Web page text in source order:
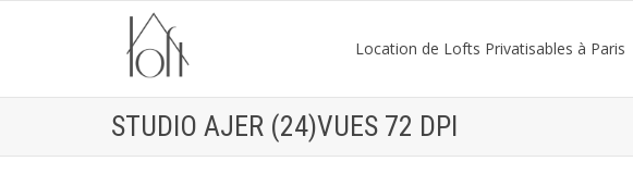
Location de Lofts Privatisables à Paris
STUDIO AJER (24)VUES 72 DPI